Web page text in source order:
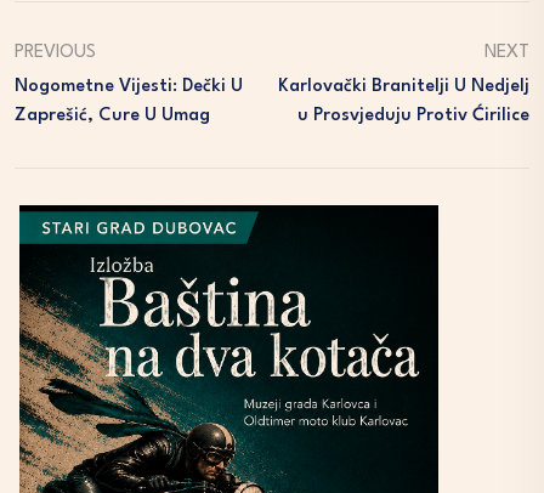
PREVIOUS
Nogometne Vijesti: Dečki U
Zaprešić, Cure U Umag
NEXT
Karlovački Branitelji U Nedjelj
U Prosvjeduju Protiv Ćirilice